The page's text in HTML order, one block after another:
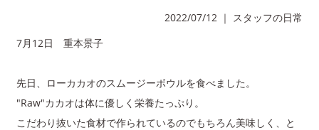
2022/07/12 ｜ スタッフの日常
7月12日 重本景子
先日、ローカカオのスムージーボウルを食べました。
"Raw"カカオは体に優しく栄養たっぷり。
こだわり抜いた食材で作られているのでもちろん美味しく、と